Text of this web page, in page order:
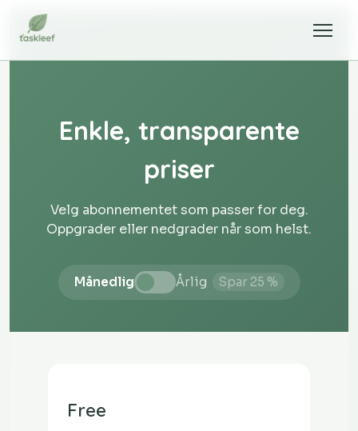
Enkle, transparente
priser
Velg abonnementet som passer for deg.
Oppgrader eller nedgrader når som helst.
Månedlig Årlig Spar 25 %
Free